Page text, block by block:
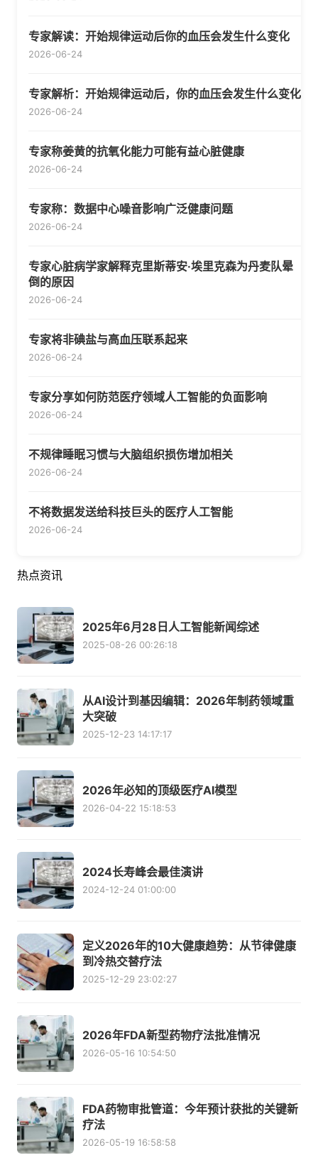
专家解读：开始规律运动后你的血压会发生什么变化
2026-06-24
专家解析：开始规律运动后，你的血压会发生什么变化
2026-06-24
专家称姜黄的抗氧化能力可能有益心脏健康
2026-06-24
专家称：数据中心噪音影响广泛健康问题
2026-06-24
专家心脏病学家解释克里斯蒂安·埃里克森为丹麦队晕
倒的原因
2026-06-24
专家将非碘盐与高血压联系起来
2026-06-24
专家分享如何防范医疗领域人工智能的负面影响
2026-06-24
不规律睡眠习惯与大脑组织损伤增加相关
2026-06-24
不将数据发送给科技巨头的医疗人工智能
2026-06-24
热点资讯
2025年6月28日人工智能新闻综述
2025-08-26 00:26:18
从AI设计到基因编辑：2026年制药领域重
大突破
2025-12-23 14:17:17
2026年必知的顶级医疗AI模型
2026-04-22 15:18:53
2024长寿峰会最佳演讲
2024-12-24 01:00:00
定义2026年的10大健康趋势：从节律健康
到冷热交替疗法
2025-12-29 23:02:27
2026年FDA新型药物疗法批准情况
2026-05-16 10:54:50
FDA药物审批管道：今年预计获批的关键新
疗法
2026-05-19 16:58:58